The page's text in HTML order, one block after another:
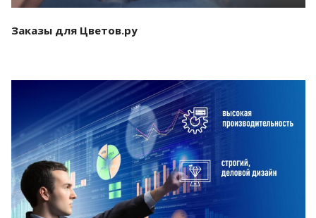
Заказы для Цветов.ру
Смотреть проект